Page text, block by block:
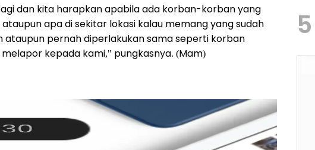
dan kita harapkan apabila ada korban-korban yang
apa di sekitar lokasi kalau memang yang sudah
ataupun pernah diperlakukan sama seperti korban
kepada kami," pungkasnya. (Mam)
5